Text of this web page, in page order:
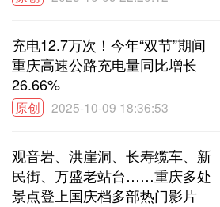
充电12.7万次！今年“双节”期间
重庆高速公路充电量同比增长
26.66%
原创 2025-10-09 18:36:53
观音岩、洪崖洞、长寿缆车、新
民街、万盛老站台……重庆多处
景点登上国庆档多部热门影片